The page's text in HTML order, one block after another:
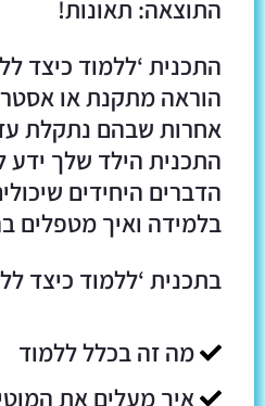
התוצאה: תאונות!
התכנית ‘ללמוד כיצד
הוראה מתקנת או
אחרות שבהם נתקלת
התכנית הילד שלך ידע
הדברים היחידים
בלמידה ואיך מטפלים
בתכנית ‘ללמוד כיצד
מה זה בכלל ללמוד
איך מעלים את